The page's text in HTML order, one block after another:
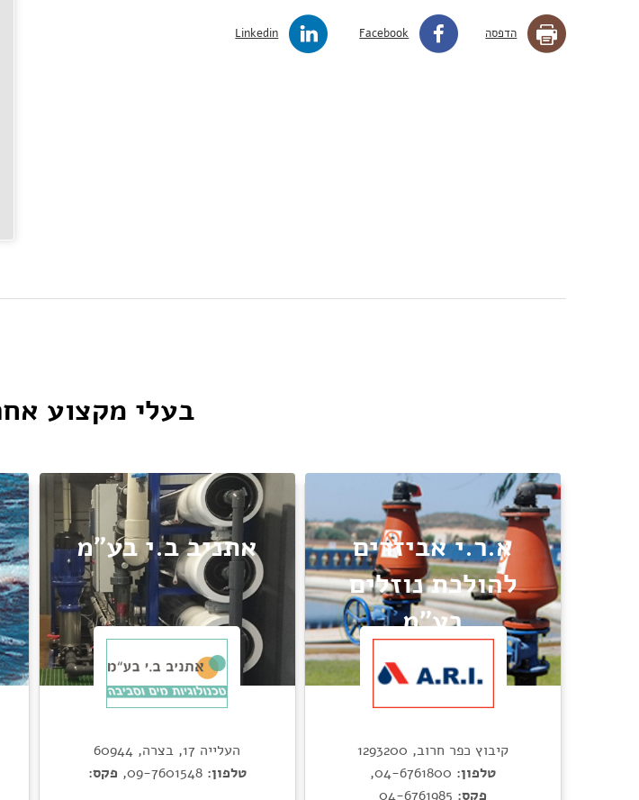
הדפסה Facebook
Linkedin
בעלי מקצוע
א.ר.י אביזרים
להולכת נוזלים
בע"מ
קיבוץ כפר חרוב, 1293200
טלפון: 04-6761800
,
פקס: 04-6761985
אתניב ב.י בע"מ
העלייה 17, בצרה, 60944
טלפון: 09-7601548
, פקס: